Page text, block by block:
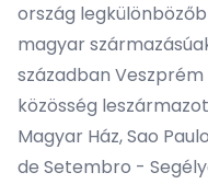
ország
magyar
században
közösség
Magyar Ház, Sao Paulo
de Setembro -